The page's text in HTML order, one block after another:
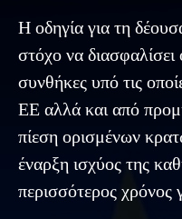
Η οδηγία για τη
στόχο να διασφαλίσει
συνθήκες υπό τις
ΕΕ αλλά και από
πίεση ορισμένων
έναρξη ισχύος της
περισσότερος